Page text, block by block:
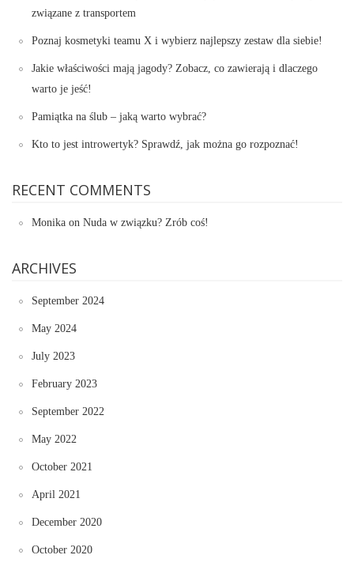
związane z transportem
Poznaj kosmetyki teamu X i wybierz najlepszy zestaw dla siebie!
Jakie właściwości mają jagody? Zobacz, co zawierają i dlaczego
warto je jeść!
Pamiątka na ślub – jaką warto wybrać?
Kto to jest introwertyk? Sprawdź, jak można go rozpoznać!
RECENT COMMENTS
Monika on Nuda w związku? Zrób coś!
ARCHIVES
September 2024
May 2024
July 2023
February 2023
September 2022
May 2022
October 2021
April 2021
December 2020
October 2020